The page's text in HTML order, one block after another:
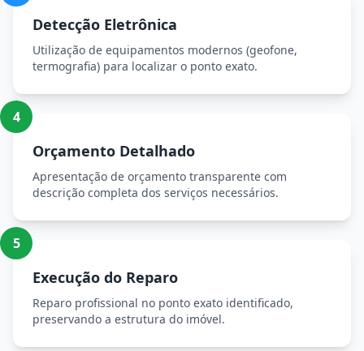
Detecção Eletrônica
Utilização de equipamentos modernos (geofone,
termografia) para localizar o ponto exato.
4
Orçamento Detalhado
Apresentação de orçamento transparente com
descrição completa dos serviços necessários.
5
Execução do Reparo
Reparo profissional no ponto exato identificado,
preservando a estrutura do imóvel.